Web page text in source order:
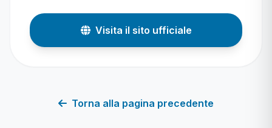
Visita il sito ufficiale
Torna alla pagina precedente